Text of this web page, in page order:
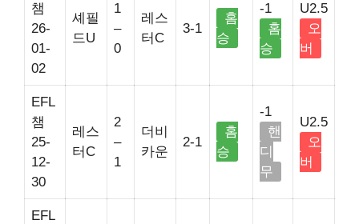
챔
26-
01-
02
셰필
드U
1
–
0
레스
터C
3-1
홈
승
-1
홈
승
U2.5
오
버
EFL
챔
25-
12-
30
레스
터C
2
–
1
더비
카운
2-1
홈
승
-1
핸
디
무
U2.5
오
버
EFL